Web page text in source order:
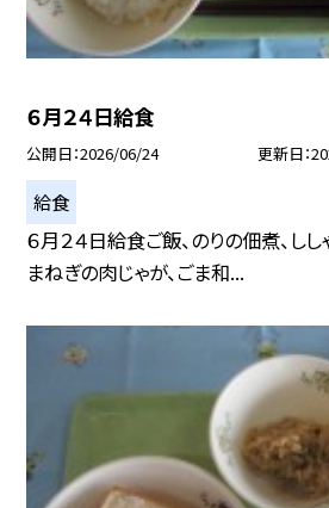
６月２４日給食
公開日 2026/06/24 更新日
給食
６月２４日給食ご飯、のりの佃煮、し
まねぎの肉じゃが、ごま和...